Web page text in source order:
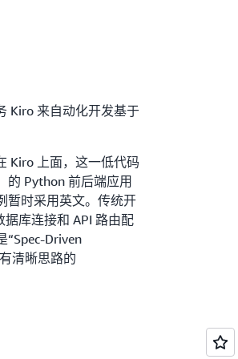
Kiro 来自动化开发基于
Kiro 上面，这一低代码
的 Python 前后端应用
暂时采用英文。传统开
库连接和 API 路由配
“Spec-Driven
清晰思路的